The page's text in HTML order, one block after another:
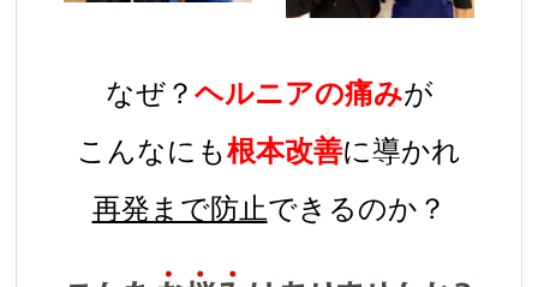
なぜ？ ヘルニアの痛みが
こんなにも根本改善に導かれ
再発まで防止できるのか？